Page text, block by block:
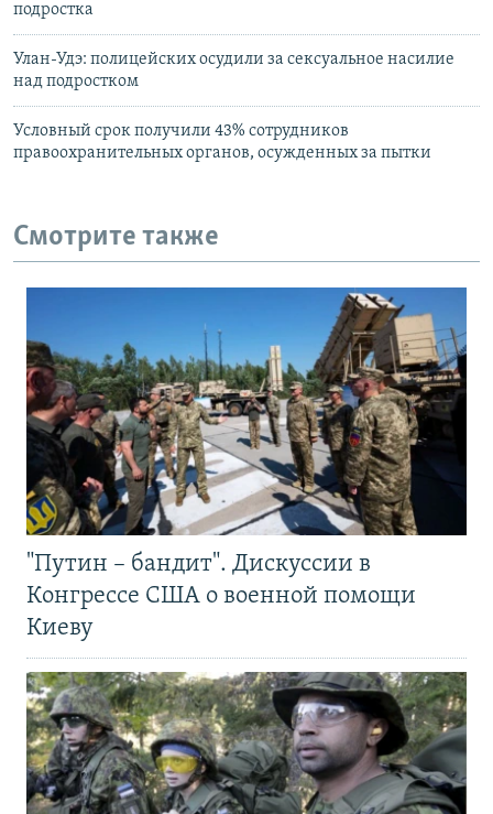
подростка
Улан-Удэ: полицейских осудили за сексуальное насилие
над подростком
Условный срок получили 43% сотрудников
правоохранительных органов, осужденных за пытки
Смотрите также
"Путин – бандит". Дискуссии в
Конгрессе США о военной помощи
Киеву